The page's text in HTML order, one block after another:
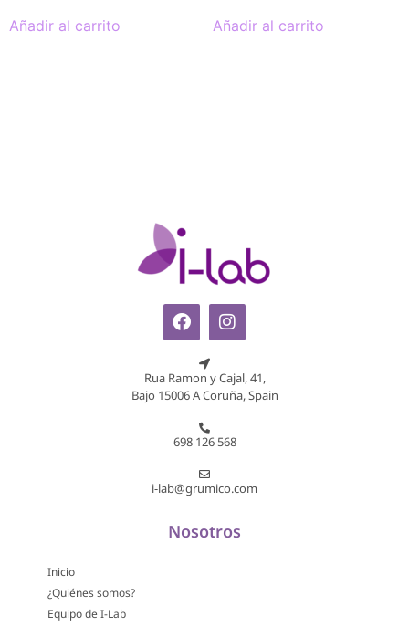
Añadir al carrito Añadir al carrito
Rua Ramon y Cajal, 41,
Bajo 15006 A Coruña, Spain
698 126 568
i-lab@grumico.com
Nosotros
Inicio
¿Quiénes somos?
Equipo de I-Lab